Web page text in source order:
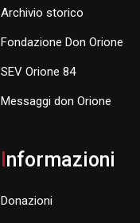
Archivio storico
Fondazione Don Orione
SEV Orione 84
Messaggi don Orione
nformazioni
Donazioni